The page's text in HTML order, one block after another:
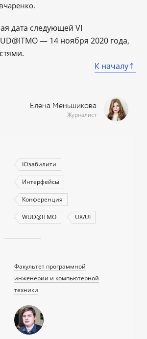
дата следующей VI
— 14 ноября 2020 года,
К началу
Елена Меньшикова
Журналист
Юзабилити
Интерфейсы
Конференция
WUD@ITMO UX/UI
Факультет программной
инженерии и компьютерной
техники